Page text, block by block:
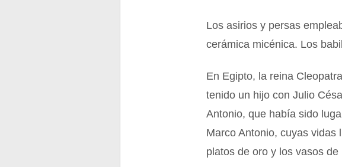
Los asirios y persas
cerámica micénica. Los
En Egipto, la reina
tenido un hijo con Julio
Antonio, que había sido
Marco Antonio, cuyas
platos de oro y los vasos